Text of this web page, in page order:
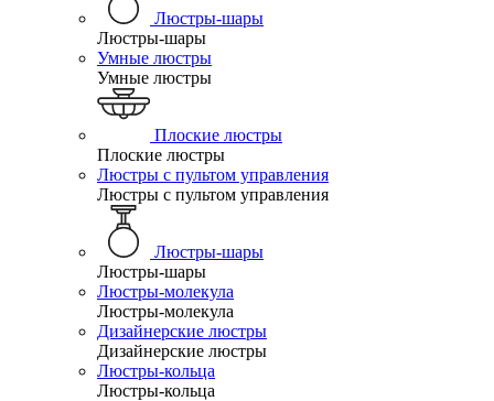
Люстры-шары
Люстры-шары
Умные люстры
Умные люстры
Плоские люстры
Плоские люстры
Люстры с пультом управления
Люстры с пультом управления
Люстры-шары
Люстры-шары
Люстры-молекула
Люстры-молекула
Дизайнерские люстры
Дизайнерские люстры
Люстры-кольца
Люстры-кольца